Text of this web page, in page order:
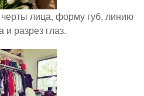
лица, форму губ, линию
и разрез глаз.